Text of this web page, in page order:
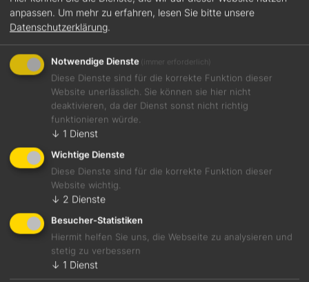
Details
anpassen. Um mehr zu erfahren, lesen Sie bitte unsere
Datenschutzerklärung.
Notwendige Dienste (immer erforderlich)
Diese Dienste sind für die korrekte Funktion dieser
Website unerlässlich. Sie können sie hier nicht
deaktivieren, da der Dienst sonst nicht richtig
funktionieren würde.
↓ 1 Dienst
Wichtige Dienste
Diese Dienste sind für die korrekte Funktion dieser
Website wichtig.
↓ 2 Dienste
Besucher-Statistiken
Hiermit helfen Sie uns, die Webseite zu analysieren und
stetig zu verbessern
↓ 1 Dienst